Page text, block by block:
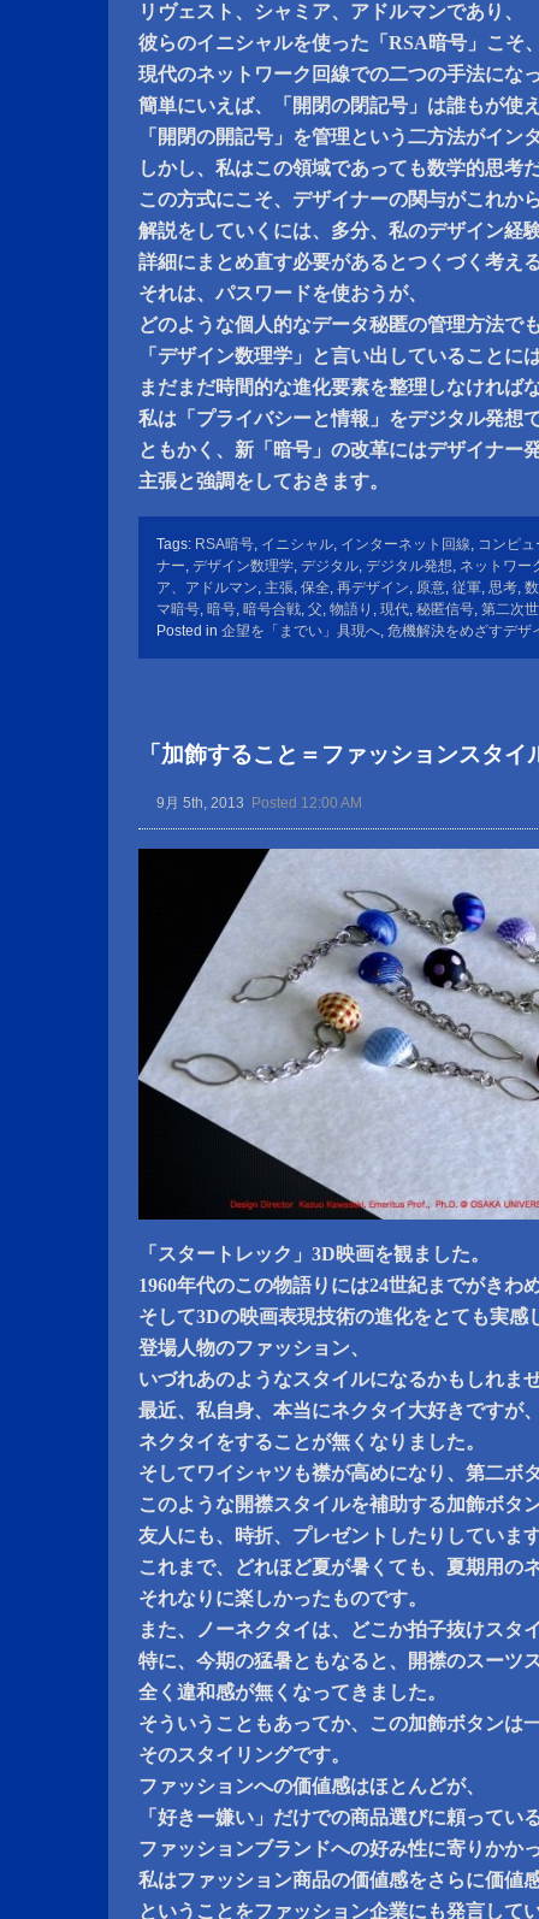
リヴェスト、シャミア、アドルマンであり、
彼らのイニシャルを使った「RSA暗号」こそ
現代のネットワーク回線での二つの手法にな
簡単にいえば、「開閉の閉記号」は誰もが使
「開閉の開記号」を管理という二方法がイン
しかし、私はこの領域であっても数学的思考
この方式にこそ、デザイナーの関与がこれか
解説をしていくには、多分、私のデザイン経
詳細にまとめ直す必要があるとつくづく考え
それは、パスワードを使おうが、
どのような個人的なデータ秘匿の管理方法で
「デザイン数理学」と言い出していることに
まだまだ時間的な進化要素を整理しなければ
私は「プライバシーと情報」をデジタル発想
ともかく、新「暗号」の改革にはデザイナー
主張と強調をしておきます。
Tags: RSA暗号, イニシャル, インターネット回線, コンピ
ナー, デザイン数理学, デジタル, デジタル発想, ネットワー
ア、アドルマン, 主張, 保全, 再デザイン, 原意, 従軍, 思考,
マ暗号, 暗号, 暗号合戦, 父, 物語り , 現代, 秘匿信号, 第二次
Posted in 企望を「までい」具現へ, 危機解決をめざすデザ
「加飾すること＝ファッションスタ
9月 5th, 2013 Posted 12:00 AM
「スタートレック」3D映画を観ました。
1960年代のこの物語りには24世紀までがきわ
そして3Dの映画表現技術の進化をとても実感
登場人物のファッション、
いづれあのようなスタイルになるかもしれま
最近、私自身、本当にネクタイ大好きですが
ネクタイをすることが無くなりました。
そしてワイシャツも襟が高めになり、第二ボ
このような開襟スタイルを補助する加飾ボタ
友人にも、時折、プレゼントしたりしていま
これまで、どれほど夏が暑くても、夏期用の
それなりに楽しかったものです。
また、ノーネクタイは、どこか拍子抜けスタ
特に、今期の猛暑ともなると、開襟のスーツ
全く違和感が無くなってきました。
そういうこともあってか、この加飾ボタンは
そのスタイリングです。
ファッションへの価値感はほとんどが、
「好きー嫌い」だけでの商品選びに頼ってい
ファッションブランドへの好み性に寄りかか
私はファッション商品の価値感をさらに価値
ということをファッション企業にも発言して